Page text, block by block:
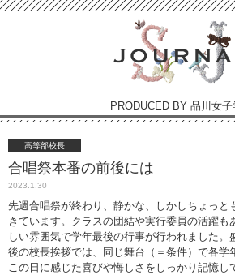
PRODUCED BY 品川女子
高等部校長
合唱祭本番の前後には
2023.1.30
先週合唱祭が終わり、静かな、しかしちょっと
きています。クラスの団結や実行委員の活躍も
しい雰囲気で学年最後の行事が行われました。
後の校長挨拶では、同じ舞台（＝条件）で各学
この日に感じた喜びや悔しさをしっかり記憶し